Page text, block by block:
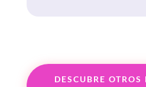
DESCUBRE OTROS